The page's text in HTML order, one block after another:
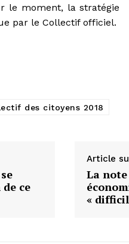
le moment, la stratégie
par le Collectif officiel.
des citoyens 2018
ce
Article
La note
«